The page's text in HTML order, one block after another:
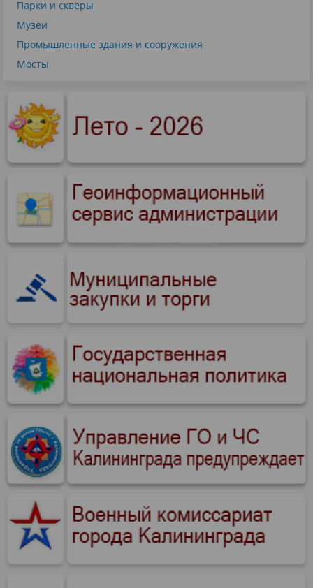
Парки и скверы
Музеи
Промышленные здания и сооружения
Мосты